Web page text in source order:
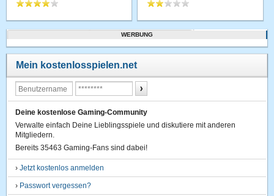
WERBUNG
Mein kostenlosspielen.net
Deine kostenlose Gaming-Community
Verwalte einfach Deine Lieblingsspiele und diskutiere mit anderen
Mitgliedern.
Bereits 35463 Gaming-Fans sind dabei!
›Jetzt kostenlos anmelden
› Passwort vergessen?